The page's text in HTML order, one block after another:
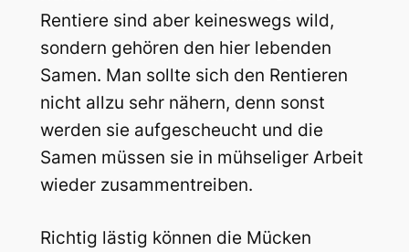
Rentiere sind aber keineswegs wild,
sondern gehören den hier lebenden
Samen. Man sollte sich den Rentieren
nicht allzu sehr nähern, denn sonst
werden sie aufgescheucht und die
Samen müssen sie in mühseliger Arbeit
wieder zusammentreiben.
Richtig lästig können die Mücken